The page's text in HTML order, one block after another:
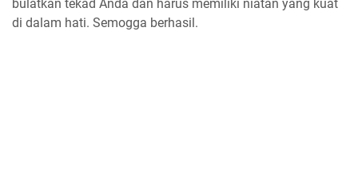
bulatkan tekad Anda dan harus memiliki niatan yang kuat
di dalam hati. Semogga berhasil.